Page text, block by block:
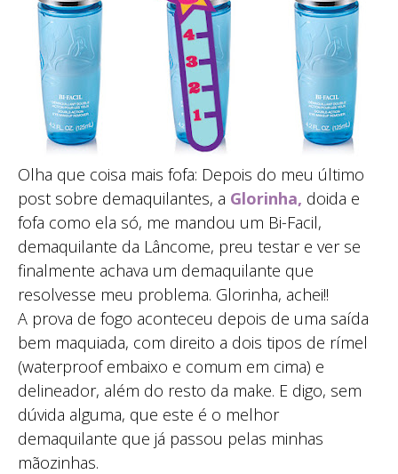
Olha que coisa mais fofa: Depois do meu último
post sobre demaquilantes, a Glorinha, doida e
fofa como ela só, me mandou um Bi-Facil,
demaquilante da Lâncome, preu testar e ver se
finalmente achava um demaquilante que
resolvesse meu problema. Glorinha, achei!!
A prova de fogo aconteceu depois de uma saída
bem maquiada, com direito a dois tipos de rímel
(waterproof embaixo e comum em cima) e
delineador, além do resto da make. E digo, sem
dúvida alguma, que este é o melhor
demaquilante que já passou pelas minhas
mãozinhas.